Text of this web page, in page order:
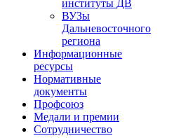
институты ДВ
ВУЗы
Дальневосточного
региона
Информационные
ресурсы
Нормативные
документы
Профсоюз
Медали и премии
Сотрудничество